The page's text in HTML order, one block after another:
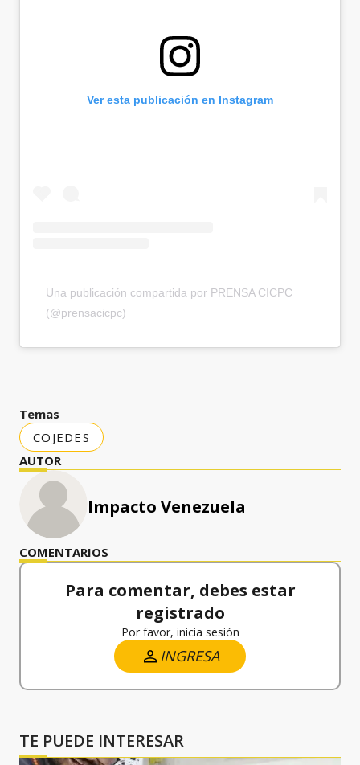
Ver esta publicación en Instagram
Una publicación compartida por PRENSA CICPC
(@prensacicpc)
Temas
COJEDES
AUTOR
Impacto Venezuela
COMENTARIOS
Para comentar, debes estar
registrado
Por favor, inicia sesión
INGRESA
TE PUEDE INTERESAR